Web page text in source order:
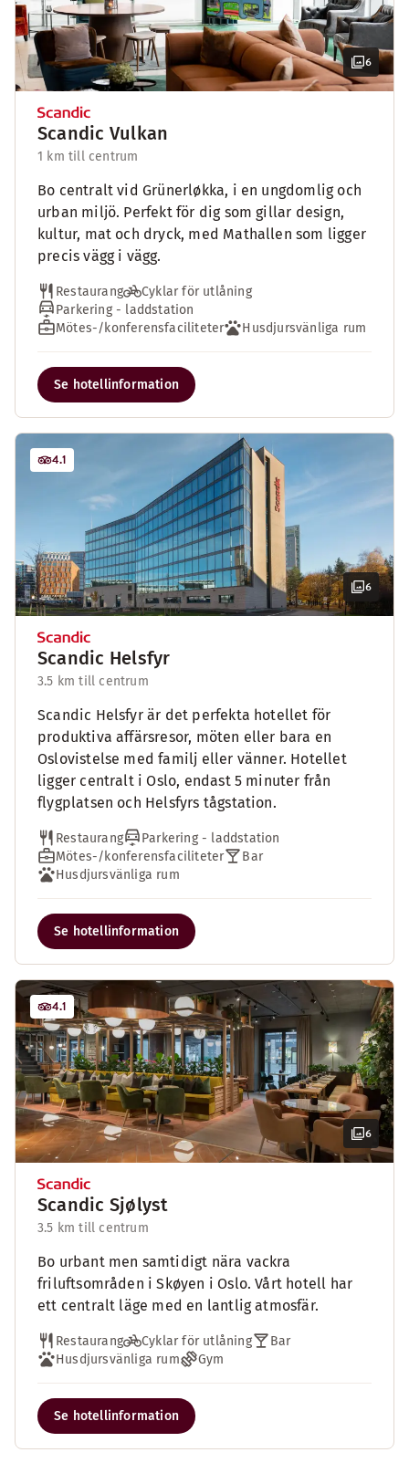
6
Scandic Vulkan
1 km till centrum
Bo centralt vid Grünerløkka, i en ungdomlig och
urban miljö. Perfekt för dig som gillar design,
kultur, mat och dryck, med Mathallen som ligger
precis vägg i vägg.
Restaurang
Cyklar för utlåning
Parkering - laddstation
Mötes-/konferensfaciliteter
Husdjursvänliga rum
Se hotellinformation
6
4.1
Scandic Helsfyr
3.5 km till centrum
Scandic Helsfyr är det perfekta hotellet för
produktiva affärsresor, möten eller bara en
Oslovistelse med familj eller vänner. Hotellet
ligger centralt i Oslo, endast 5 minuter från
flygplatsen och Helsfyrs tågstation.
Restaurang
Parkering - laddstation
Mötes-/konferensfaciliteter
Bar
Husdjursvänliga rum
Se hotellinformation
6
4.1
Scandic Sjølyst
3.5 km till centrum
Bo urbant men samtidigt nära vackra
friluftsområden i Skøyen i Oslo. Vårt hotell har
ett centralt läge med en lantlig atmosfär.
Restaurang Cyklar för utlåning
Bar
Husdjursvänliga rum
Gym
Se hotellinformation